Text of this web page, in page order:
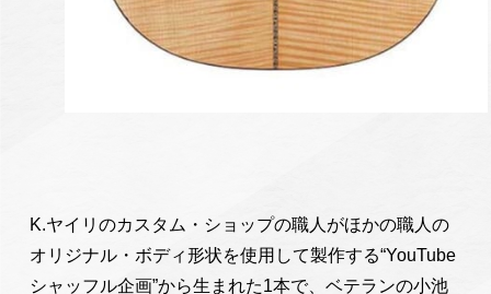
K.ヤイリのカスタム・ショップの職人がほかの職人の
オリジナル・ボディ形状を使用して製作する“YouTube
シャッフル企画”から生まれた1本で、ベテランの小池